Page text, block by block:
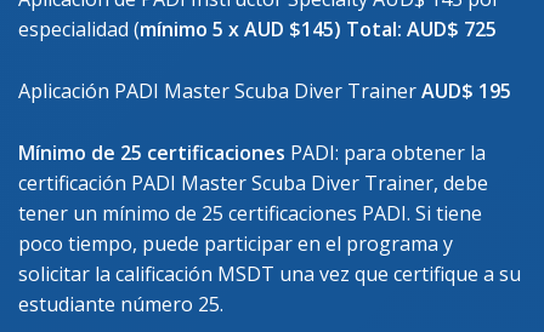
especialidad (mínimo 5 x AUD $145) Total: AUD$ 725
Aplicación PADI Master Scuba Diver TrainerAUD$ 195
Mínimo de 25 certificaciones PADI: para obtener la
certificación PADI Master Scuba Diver Trainer, debe
tener un mínimo de 25 certificaciones PADI. Si tiene
poco tiempo, puede participar en el programa y
solicitar la calificación MSDT una vez que certifique a su
estudiante número 25.